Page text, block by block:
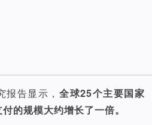
报告显示，全球25个主要国家
的规模大约增长了一倍。